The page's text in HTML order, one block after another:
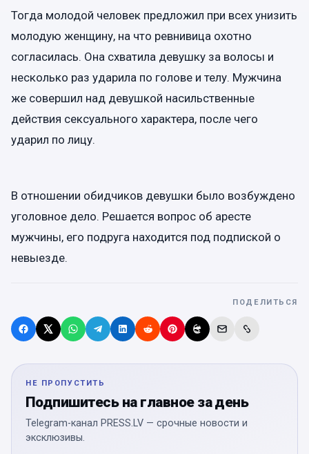
Тогда молодой человек предложил при всех унизить
молодую женщину, на что ревнивица охотно
согласилась. Она схватила девушку за волосы и
несколько раз ударила по голове и телу. Мужчина
же совершил над девушкой насильственные
действия сексуального характера, после чего
ударил по лицу.
В отношении обидчиков девушки было возбуждено
уголовное дело. Решается вопрос об аресте
мужчины, его подруга находится под подпиской о
невыезде.
ПОДЕЛИТЬСЯ
НЕ ПРОПУСТИТЬ
Подпишитесь на главное за день
Telegram-канал PRESS.LV — срочные новости и
эксклюзивы.